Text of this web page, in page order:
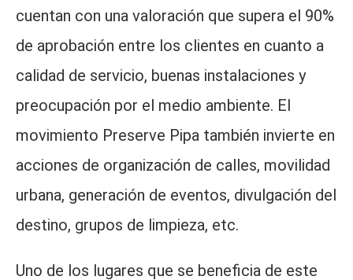
cuentan con una valoración que supera el 90%
de aprobación entre los clientes en cuanto a
calidad de servicio, buenas instalaciones y
preocupación por el medio ambiente. El
movimiento Preserve Pipa también invierte en
acciones de organización de calles, movilidad
urbana, generación de eventos, divulgación del
destino, grupos de limpieza, etc.
Uno de los lugares que se beneficia de este